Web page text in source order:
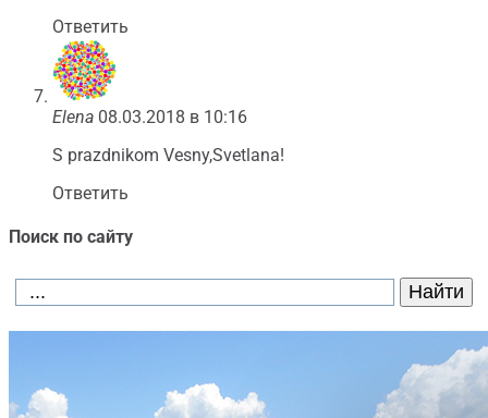
Ответить
Elena 08.03.2018 в 10:16
S prazdnikom Vesny,Svetlana!
Ответить
Поиск по сайту